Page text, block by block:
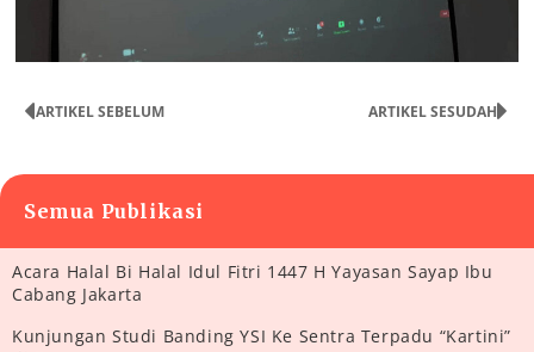
ARTIKEL SEBELUM ARTIKEL SESUDAH
Semua Publikasi
Acara Halal Bi Halal Idul Fitri 1447 H Yayasan Sayap Ibu
Cabang Jakarta
Kunjungan Studi Banding YSI Ke Sentra Terpadu “Kartini”